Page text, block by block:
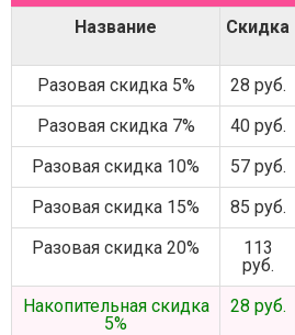
Название Скидка
Разовая скидка 5% 28 руб.
Разовая скидка 7%
40 руб.
Разовая скидка 10%
57 руб.
Разовая скидка 15%
85 руб.
Разовая скидка 20%
113
руб.
Накопительная скидка
5%
28 руб.